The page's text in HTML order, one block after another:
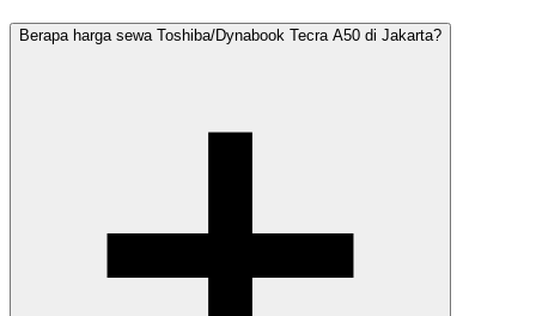
Berapa harga sewa Toshiba/Dynabook Tecra A50 di Jakarta?